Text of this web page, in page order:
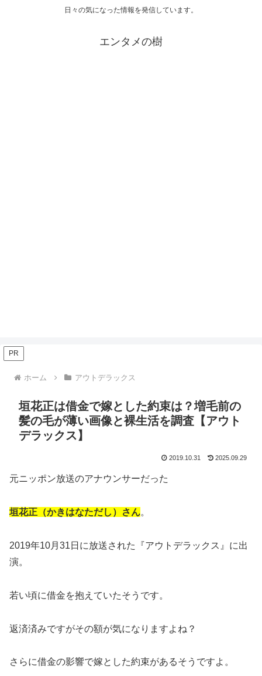
日々の気になった情報を発信しています。
エンタメの樹
PR
ホーム アウトデラックス
垣花正は借金で嫁とした約束は？増毛前の
髪の毛が薄い画像と裸生活を調査【アウト
デラックス】
2019.10.31 2025.09.29
元ニッポン放送のアナウンサーだった
垣花正（かきはなただし）さん。
2019年10月31日に放送された『アウトデラックス』に出
演。
若い頃に借金を抱えていたそうです。
返済済みですがその額が気になりますよね？
さらに借金の影響で嫁とした約束があるそうですよ。